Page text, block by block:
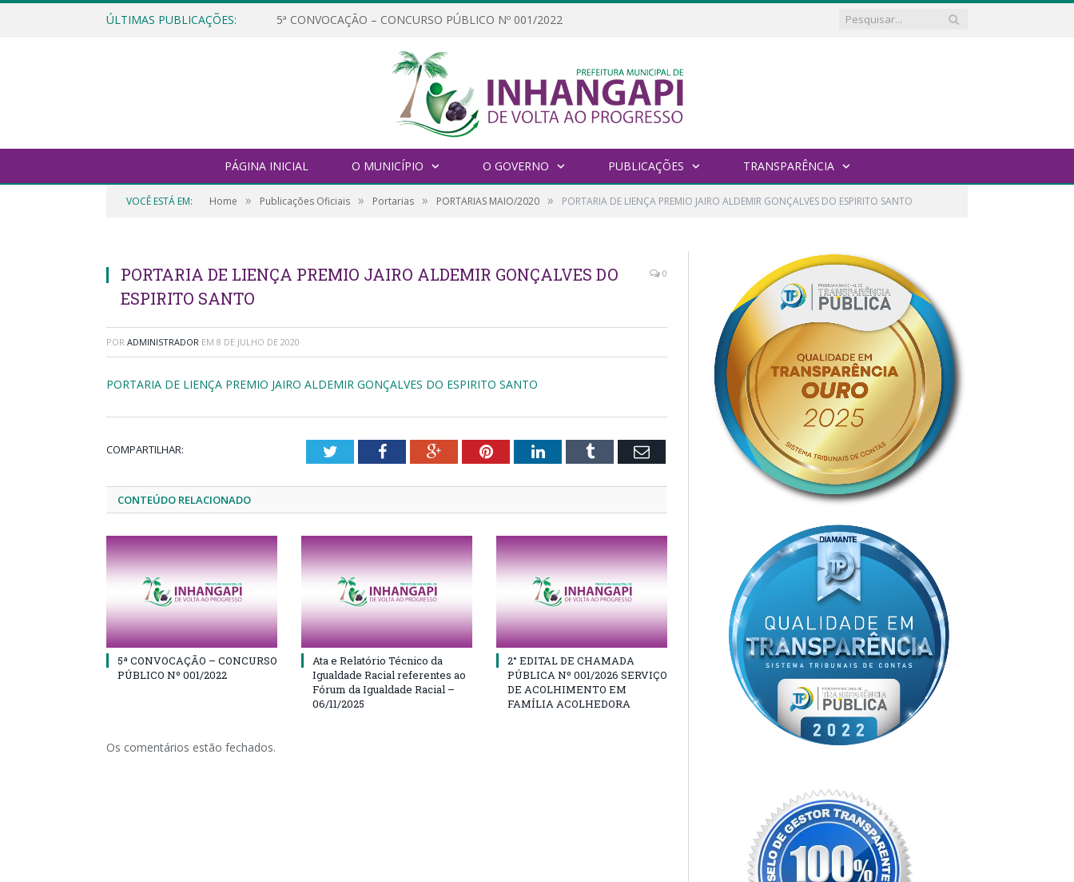
ÚLTIMAS PUBLICAÇÕES: 5ª CONVOCAÇÃO – CONCURSO PÚBLICO Nº 001/2022
PÁGINA INICIAL O MUNICÍPIO O GOVERNO PUBLICAÇÕES TRANSPARÊNCIA
VOCÊ ESTÁ EM: Home » Publicações Oficiais » Portarias » PORTARIAS MAIO/2020 » PORTARIA DE LIENÇA PREMIO JAIRO ALDEMIR GONÇALVES DO ESPIRITO SANTO
PORTARIA DE LIENÇA PREMIO JAIRO ALDEMIR GONÇALVES DO
ESPIRITO SANTO
0
POR ADMINISTRADOR EM 8 DE JULHO DE 2020
PORTARIA DE LIENÇA PREMIO JAIRO ALDEMIR GONÇALVES DO ESPIRITO SANTO
COMPARTILHAR: TwitterFacebookGoogle+PinterestLinkedInTumblr Email
CONTEÚDO RELACIONADO
5ª CONVOCAÇÃO – CONCURSO
PÚBLICO Nº 001/2022
Ata e Relatório Técnico da
Igualdade Racial referentes ao
Fórum da Igualdade Racial –
06/11/2025
2° EDITAL DE CHAMADA
PÚBLICA Nº 001/2026 SERVIÇO
DE ACOLHIMENTO EM
FAMÍLIA ACOLHEDORA
Os comentários estão fechados.